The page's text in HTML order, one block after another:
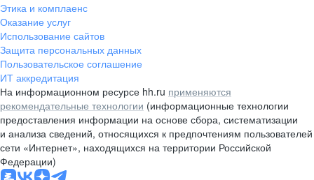
Этика и комплаенс
Оказание услуг
Использование сайтов
Защита персональных данных
Пользовательское соглашение
ИТ аккредитация
На информационном ресурсе hh.ru применяются
рекомендательные технологии (информационные технологии
предоставления информации на основе сбора, систематизации
и анализа сведений, относящихся к предпочтениям пользователей
сети «Интернет», находящихся на территории Российской
Федерации)